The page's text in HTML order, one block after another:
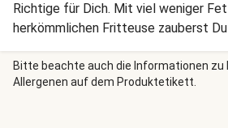
Richtige für Dich. Mit viel weniger
herkömmlichen Fritteuse zauberst
vorzeigbare Gerichte mit knusprigen
Dir schmecken!
Bitte beachte auch die Informationen
Allergenen auf dem Produktetikett.